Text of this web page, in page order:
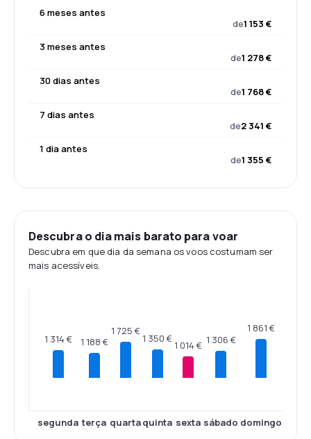
6 meses antes
de1 153 €
3 meses antes
de1 278 €
30 dias antes
de1 768 €
7 dias antes
de2 341 €
1 dia antes
de1 355 €
Descubra o dia mais barato para voar
Descubra em que dia da semana os voos costumam ser
mais acessíveis.
1 314 €
segunda
1 188 €
terça
1 725 €
quarta
1 350 €
quinta
1 014 €
sexta
1 306 €
sábado
1 861 €
domingo